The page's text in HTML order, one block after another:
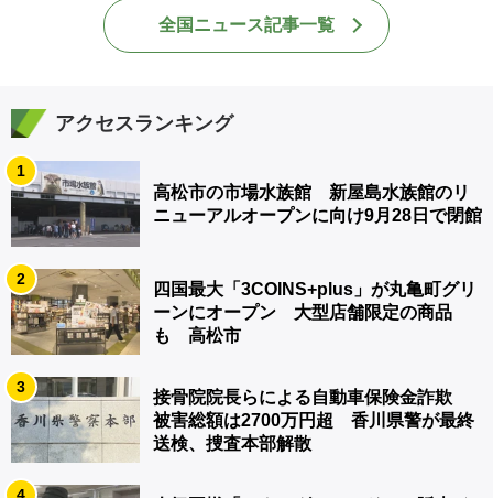
全国ニュース記事一覧
アクセスランキング
1
高松市の市場水族館 新屋島水族館のリ
ニューアルオープンに向け9月28日で閉館
2
四国最大「3COINS+plus」が丸亀町グリ
ーンにオープン 大型店舗限定の商品
も 高松市
3
接骨院院長らによる自動車保険金詐欺
被害総額は2700万円超 香川県警が最終
送検、捜査本部解散